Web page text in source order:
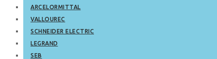
ARCELORMITTAL
VALLOUREC
SCHNEIDER ELECTRIC
LEGRAND
SEB